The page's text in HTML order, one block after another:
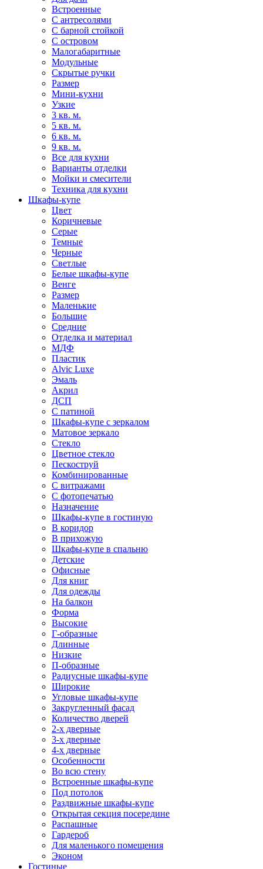
Встроенные
С антресолями
С барной стойкой
С островом
Малогабаритные
Модульные
Скрытые ручки
Размер
Мини-кухни
Узкие
3 кв. м.
5 кв. м.
6 кв. м.
9 кв. м.
Все для кухни
Варианты отделки
Мойки и смесители
Техника для кухни
Шкафы-купе
Цвет
Коричневые
Серые
Темные
Черные
Светлые
Белые шкафы-купе
Венге
Размер
Маленькие
Большие
Средние
Отделка и материал
МДФ
Пластик
Alvic Luxe
Эмаль
Акрил
ДСП
С патиной
Шкафы-купе с зеркалом
Матовое зеркало
Стекло
Цветное стекло
Пескоструй
Комбинированные
С витражами
С фотопечатью
Назначение
Шкафы-купе в гостиную
В коридор
В прихожую
Шкафы-купе в спальню
Детские
Офисные
Для книг
Для одежды
На балкон
Форма
Высокие
Г-образные
Длинные
Низкие
П-образные
Радиусные шкафы-купе
Широкие
Угловые шкафы-купе
Закругленный фасад
Количество дверей
2-х дверные
3-х дверные
4-х дверные
Особенности
Во всю стену
Встроенные шкафы-купе
Под потолок
Раздвижные шкафы-купе
Открытая секция посередине
Распашные
Гардероб
Для маленького помещения
Эконом
Гостиные